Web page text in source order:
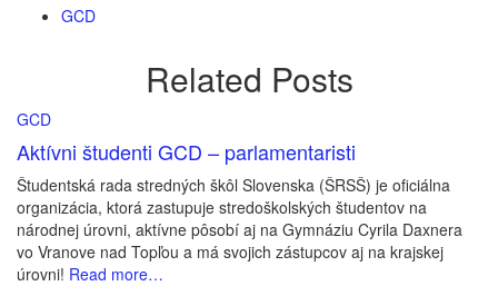
GCD
Related Posts
GCD
Aktívni študenti GCD – parlamentaristi
Študentská rada stredných škôl Slovenska (ŠRSŠ) je oficiálna
organizácia, ktorá zastupuje stredoškolských študentov na
národnej úrovni, aktívne pôsobí aj na Gymnáziu Cyrila Daxnera
vo Vranove nad Topľou a má svojich zástupcov aj na krajskej
úrovni! Read more…